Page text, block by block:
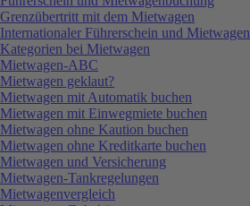
Grenzübertritt mit dem Mietwagen
Internationaler Führerschein und Mietwagen
Kategorien bei Mietwagen
Mietwagen-ABC
Mietwagen geklaut?
Mietwagen mit Automatik buchen
Mietwagen mit Einwegmiete buchen
Mietwagen ohne Kaution buchen
Mietwagen ohne Kreditkarte buchen
Mietwagen und Versicherung
Mietwagen-Tankregelungen
Mietwagenvergleich